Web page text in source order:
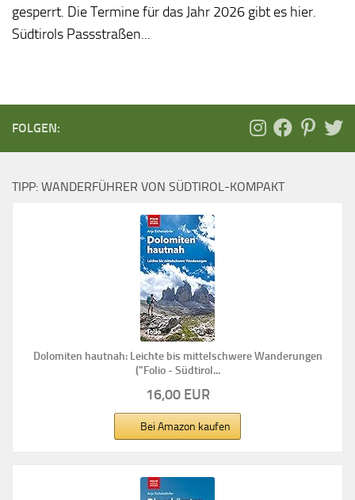
gesperrt. Die Termine für das Jahr 2026 gibt es hier.
Südtirols Passstraßen...
FOLGEN:
TIPP: WANDERFÜHRER VON SÜDTIROL-KOMPAKT
Dolomiten hautnah: Leichte bis mittelschwere Wanderungen
("Folio - Südtirol...
16,00 EUR
Bei Amazon kaufen